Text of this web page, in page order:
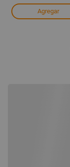
Agregar